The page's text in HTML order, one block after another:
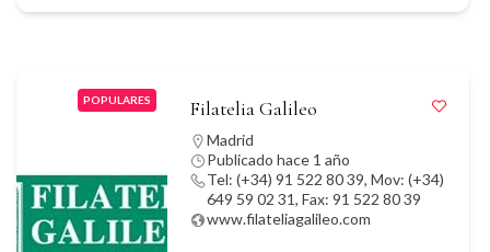
POPULARES Filatelia Galileo
Madrid
Publicado hace 1 año
Tel: (+34) 91 522 80 39, Mov: (+34)
649 59 02 31, Fax: 91 522 80 39
www.filateliagalileo.com